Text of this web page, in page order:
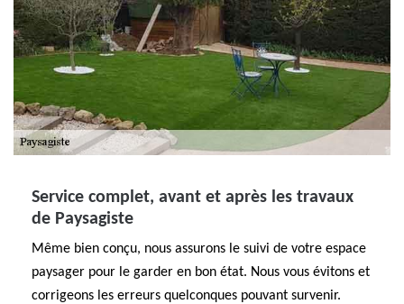
Service complet, avant et après les travaux
de Paysagiste
Même bien conçu, nous assurons le suivi de votre espace
paysager pour le garder en bon état. Nous vous évitons et
corrigeons les erreurs quelconques pouvant survenir.